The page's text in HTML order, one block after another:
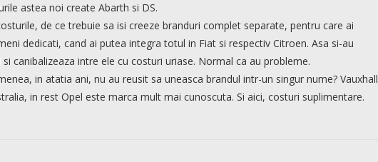
astea noi create Abarth si DS.
de ce trebuie sa isi creeze branduri complet separate, pentru care ai
dedicati, cand ai putea integra totul in Fiat si respectiv Citroen. Asa si-au
canibalizeaza intre ele cu costuri uriase. Normal ca au probleme.
in atatia ani, nu au reusit sa uneasca brandul intr-un singur nume? Vauxhall
in rest Opel este marca mult mai cunoscuta. Si aici, costuri suplimentare.